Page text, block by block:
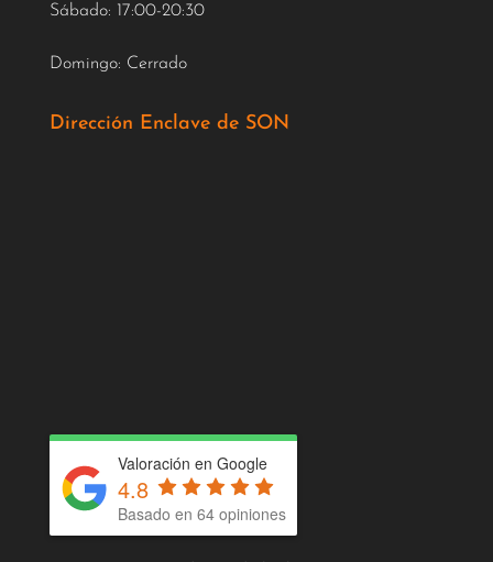
Sábado: 17:00-20:30
Domingo: Cerrado
Dirección Enclave de SON
Valoración en Google
4.8
Basado en 64 opiniones